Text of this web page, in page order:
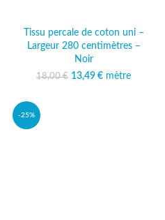
Tissu percale de coton uni –
Largeur 280 centimètres –
Noir
18,00€ Le prix initial était :
13,49 €
Le prix
mètre
-25%